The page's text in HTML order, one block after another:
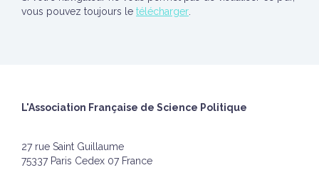
vous pouvez toujours le télécharger
L'Association Française de Science Politique
27 rue Saint Guillaume
75337 Paris Cedex 07 France